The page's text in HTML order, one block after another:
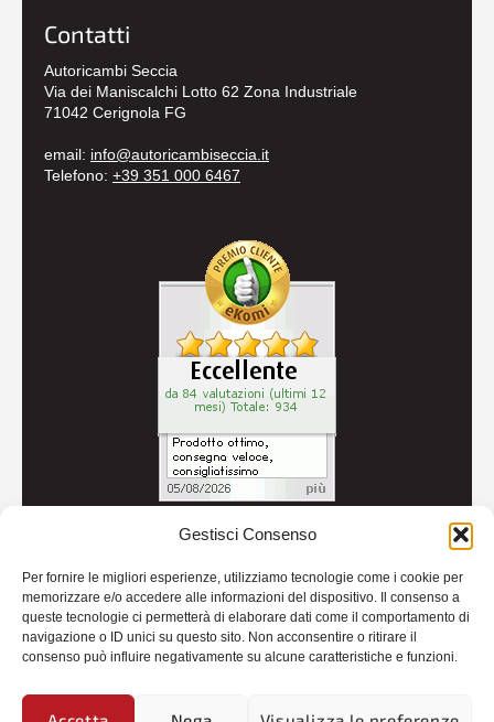
Gestisci Consenso
Per fornire le migliori esperienze, utilizziamo tecnologie come i cookie per
memorizzare e/o accedere alle informazioni del dispositivo. Il consenso a
queste tecnologie ci permetterà di elaborare dati come il comportamento di
navigazione o ID unici su questo sito. Non acconsentire o ritirare il
consenso può influire negativamente su alcune caratteristiche e funzioni.
Contatti
Autoricambi Seccia
Via dei Maniscalchi Lotto 62 Zona Industriale
71042 Cerignola FG
email: info@autoricambiseccia.it
Telefono: +39 351 000 6467
Credits